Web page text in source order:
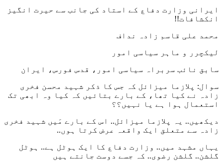
ایرانی وزارت دفاع کے استاد کی جانب سے حیرت انگیز
انکشافات!!
محمد علی قاسم زادہ نداف
لیکچرر و ماہر سیاسی امور
سابق نائب سربراہ سیاسی امور، قدس فورس، ایران
سوال: پلازما میزائل کہ جس کا ذکر شہید محسن فخری
زادہ نے کیا تھا، کے بارے بتائیں کہ کیا وہ ابھی تک
استعمال ہوا ہے یا نہیں؟؟
دیکھیں.. یہ پلازما میزائل.. اس کے بارے مَیں شہید فخری
زادہ سے متعلق ایک واقعہ عرض کرتا ہوں..
یہاں مشہد میں.. وزارت دفاع کا ایک ہوٹل ہے.. ہوٹل
گلشن.. گلشن رضوی.. کہ جسے دوست جانتے ہیں